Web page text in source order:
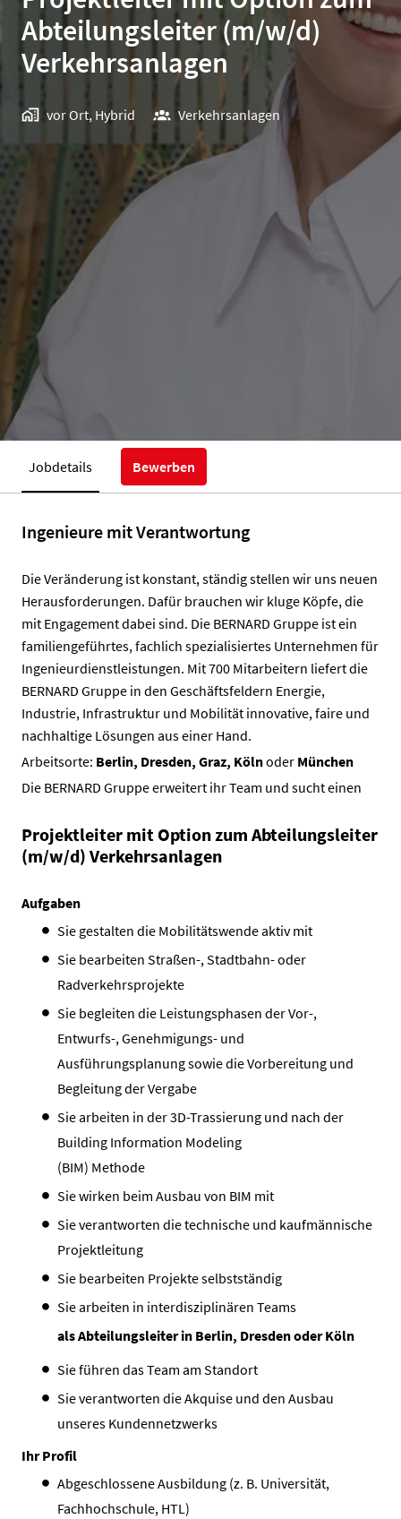
Abteilungsleiter (m/w/d)
Verkehrsanlagen
vor Ort, Hybrid Verkehrsanlagen
Jobdetails Bewerben
Ingenieure mit Verantwortung
Die Veränderung ist konstant, ständig stellen wir uns neuen
Herausforderungen. Dafür brauchen wir kluge Köpfe, die
mit Engagement dabei sind. Die BERNARD Gruppe ist ein
familiengeführtes, fachlich spezialisiertes Unternehmen für
Ingenieurdienstleistungen. Mit 700 Mitarbeitern liefert die
BERNARD Gruppe in den Geschäftsfeldern Energie,
Industrie, Infrastruktur und Mobilität innovative, faire und
nachhaltige Lösungen aus einer Hand.
Arbeitsorte: Berlin, Dresden, Graz, Kölnoder München
Die BERNARD Gruppe erweitert ihr Team und sucht einen
Projektleiter mit Option zum Abteilungsleiter
(m/w/d) Verkehrsanlagen
Aufgaben
Sie gestalten die Mobilitätswende aktiv mit
Sie bearbeiten Straßen-, Stadtbahn- oder
Radverkehrsprojekte
Sie begleiten die Leistungsphasen der Vor-,
Entwurfs-, Genehmigungs- und
Ausführungsplanung sowie die Vorbereitung und
Begleitung der Vergabe
Sie arbeiten in der 3D-Trassierung und nach der
Building Information Modeling
(BIM) Methode
Sie wirken beim Ausbau von BIM mit
Sie verantworten die technische und kaufmännische
Projektleitung
Sie bearbeiten Projekte selbstständig
Sie arbeiten in interdisziplinären Teams
als Abteilungsleiter in Berlin, Dresden oder Köln
Sie führen das Team am Standort
Sie verantworten die Akquise und den Ausbau
unseres Kundennetzwerks
Ihr Profil
Abgeschlossene Ausbildung (z. B. Universität,
Fachhochschule, HTL)